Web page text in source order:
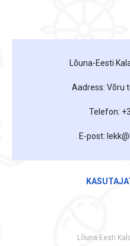
Lõuna-Eesti
Aadress: Võru
Telefon:
E-post:
Lõuna-Eesti